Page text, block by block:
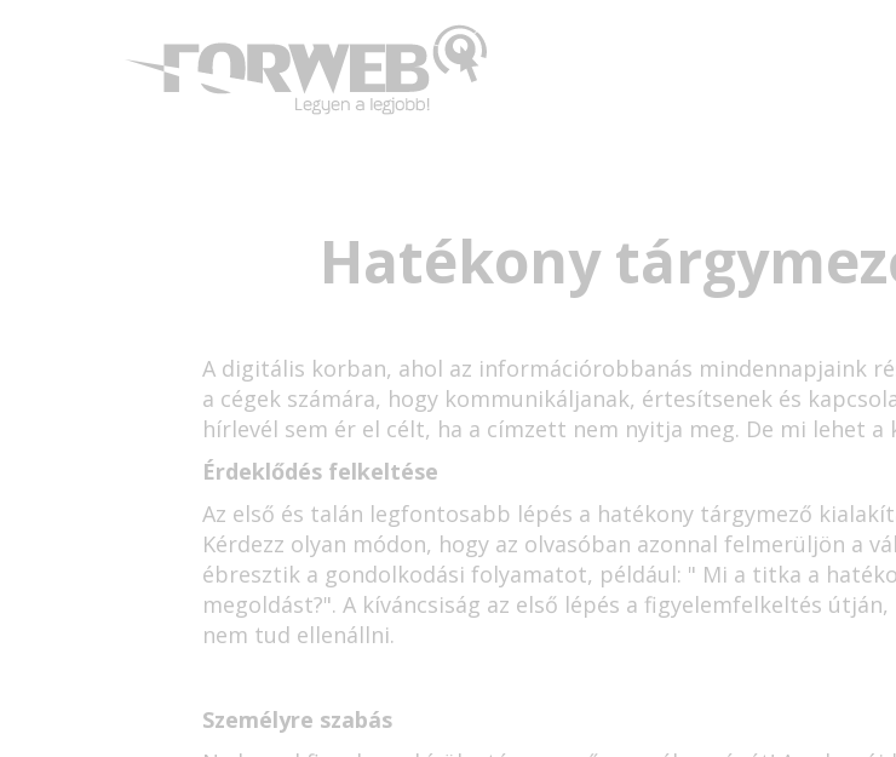
Hatékony
A digitális korban, ahol az információrobbanás mindennapjaink
a cégek számára, hogy kommunikáljanak, értesítsenek és
hírlevél sem ér el célt, ha a címzett nem nyitja meg. De mi lehet
Érdeklődés felkeltése
Az első és talán legfontosabb lépés a hatékony tárgymező
Kérdezz olyan módon, hogy az olvasóban azonnal felmerüljön a
ébresztik a gondolkodási folyamatot, például: " Mi a titka a
megoldást?". A kíváncsiság az első lépés a figyelemfelkeltés
nem tud ellenállni.
Személyre szabás